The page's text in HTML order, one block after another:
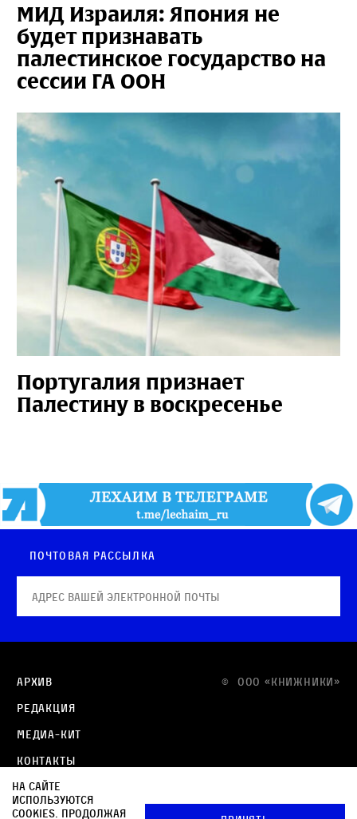
МИД Израиля: Япония не
будет признавать
палестинское государство на
сессии ГА ООН
Португалия признает
Палестину в воскресенье
Почтовая рассылка
© OOO «КНИЖНИКИ»
Архив
Редакция
Медиа-кит
Контакты
Политика в отношении обработки персональных
данных
На сайте
используются
cookies. Продолжая